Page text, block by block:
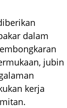
dalam
jubin
kerja